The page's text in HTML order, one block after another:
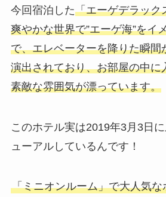
今回宿泊した「エーゲデラック
爽やかな世界で”エーゲ海”をイ
で、エレベーターを降りた瞬間
演出されており、お部屋の中に
素敵な雰囲気が漂っています。
このホテル実は2019年3月3日
ューアルしているんです！
「ミニオンルーム」で大人気